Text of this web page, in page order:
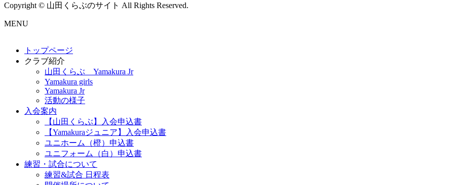
Copyright © 山田くらぶのサイト All Rights Reserved.
MENU
トップページ
クラブ紹介
山田くらぶ Yamakura Jr
Yamakura girls
Yamakura Jr
活動の様子
入会案内
【山田くらぶ】入会申込書
【Yamakuraジュニア】入会申込書
ユニホーム（橙）申込書
ユニフォーム（白）申込書
練習・試合について
練習&試合 日程表